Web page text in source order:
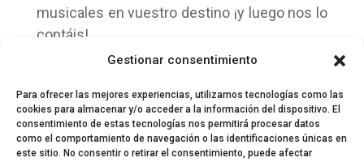
Gestionar consentimiento
Para ofrecer las mejores experiencias, utilizamos tecnologías como las
cookies para almacenar y/o acceder a la información del dispositivo. El
consentimiento de estas tecnologías nos permitirá procesar datos
como el comportamiento de navegación o las identificaciones únicas en
este sitio. No consentir o retirar el consentimiento, puede afectar
musicales en vuestro destino ¡y luego nos lo
contáis!